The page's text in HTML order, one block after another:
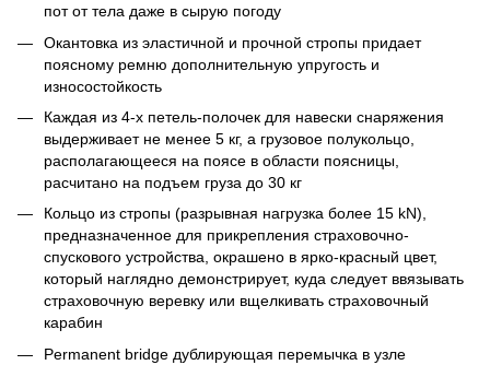
пот от тела даже в сырую погоду
Окантовка из эластичной и прочной стропы придает
поясному ремню дополнительную упругость и
износостойкость
Каждая из 4-х петель-полочек для навески снаряжения
выдерживает не менее 5 кг, а грузовое полукольцо,
располагающееся на поясе в области поясницы,
расчитано на подъем груза до 30 кг
Кольцо из стропы (разрывная нагрузка более 15 kN),
предназначенное для прикрепления страховочно-
спускового устройства, окрашено в ярко-красный цвет,
который наглядно демонстрирует, куда следует ввязывать
страховочную веревку или вщелкивать страховочный
карабин
Рermanent bridge дублирующая перемычка в узле